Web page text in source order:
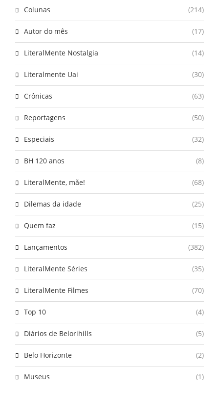
Colunas (214)
Autor do mês (17)
LiteralMente Nostalgia (14)
Literalmente Uai (30)
Crônicas (63)
Reportagens (50)
Especiais (32)
BH 120 anos (8)
LiteralMente, mãe! (68)
Dilemas da idade (25)
Quem faz (15)
Lançamentos (382)
LiteralMente Séries (35)
LiteralMente Filmes (70)
Top 10 (4)
Diários de Belorihills (5)
Belo Horizonte (2)
Museus (1)